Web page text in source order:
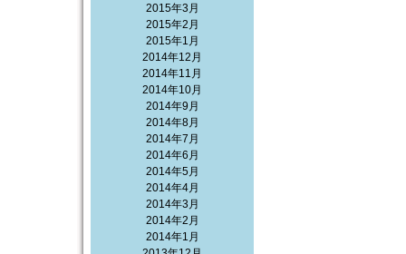
2015年3月
2015年2月
2015年1月
2014年12月
2014年11月
2014年10月
2014年9月
2014年8月
2014年7月
2014年6月
2014年5月
2014年4月
2014年3月
2014年2月
2014年1月